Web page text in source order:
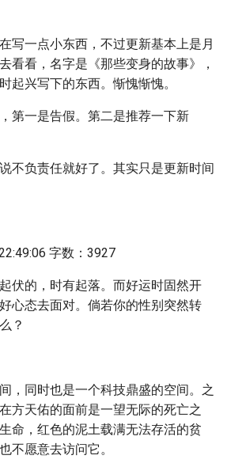
写一点小东西，不过更新基本上是月
看看，名字是《那些变身的故事》，
起兴写下的东西。惭愧惭愧。
第一是告假。第二是推荐一下新
不负责任就好了。其实只是更新时间
字数：3927
伏的，时有起落。而好运时固然开
心态去面对。倘若你的性别突然转
？
，同时也是一个科技鼎盛的空间。之
方天佑的面前是一望无际的死亡之
命，红色的泥土载满无法存活的贫
不愿意去访问它。